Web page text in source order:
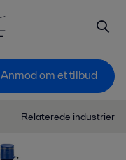
Anmod om et tilbud
Relaterede industrier